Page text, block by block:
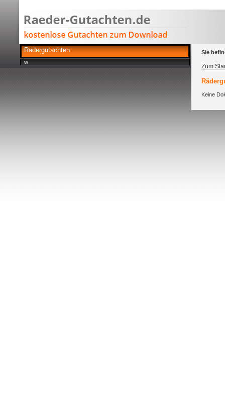
Rädergutachten
w
Sie
Zum
Keine